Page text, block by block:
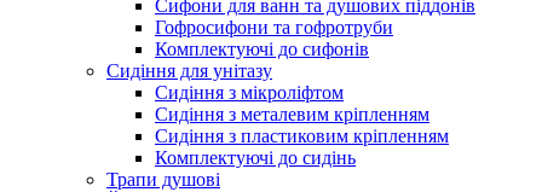
Сифони для ванн та душових піддонів
Гофросифони та гофротруби
Комплектуючі до сифонів
Сидіння для унітазу
Сидіння з мікроліфтом
Сидіння з металевим кріпленням
Сидіння з пластиковим кріпленням
Комплектуючі до сидінь
Трапи душові